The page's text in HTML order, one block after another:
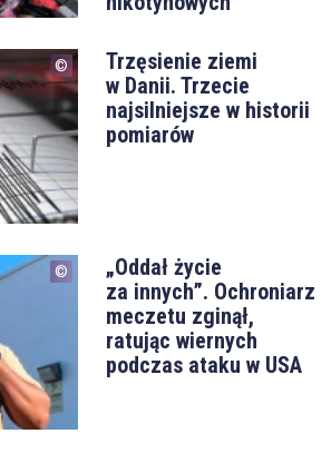
Trzęsienie ziemi
w Danii. Trzecie
najsilniejsze w historii
pomiarów
„Oddał życie
za innych”. Ochroniarz
meczetu zginął,
ratując wiernych
podczas ataku w USA